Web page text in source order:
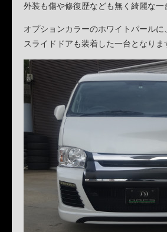
外装も傷や修復歴なども無く綺麗な一
オプションカラーのホワイトパール
スライドドアも装着した一台となりま